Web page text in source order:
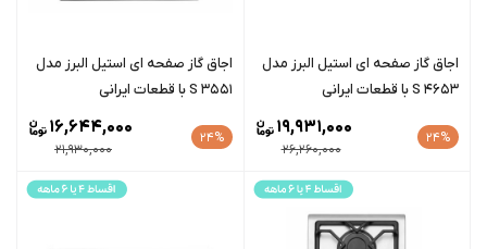
اجاق گاز صفحه ای استیل البرز مدل
S 4653 با قطعات ایرانی
24%
26,260,000
19,931,000
اجاق گاز صفحه ای استیل البرز مدل
S 3551 با قطعات ایرانی
24%
21,930,000
16,644,000